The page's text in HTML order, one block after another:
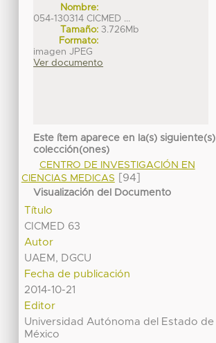
Nombre:
054-130314 CICMED ...
Tamaño: 3.726Mb
Formato:
imagen JPEG
Ver documento
Este ítem aparece en la(s) siguiente(s)
colección(ones)
CENTRO DE INVESTIGACIÓN EN
CIENCIAS MEDICAS
[94]
Visualización del Documento
Título
CICMED 63
Autor
UAEM, DGCU
Fecha de publicación
2014-10-21
Editor
Universidad Autónoma del Estado de
México